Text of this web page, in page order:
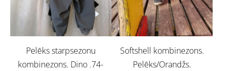
Pelēks starpsezonu
kombinezons. Dino .74-
Softshell kombinezons.
Pelēks/Orandžs.